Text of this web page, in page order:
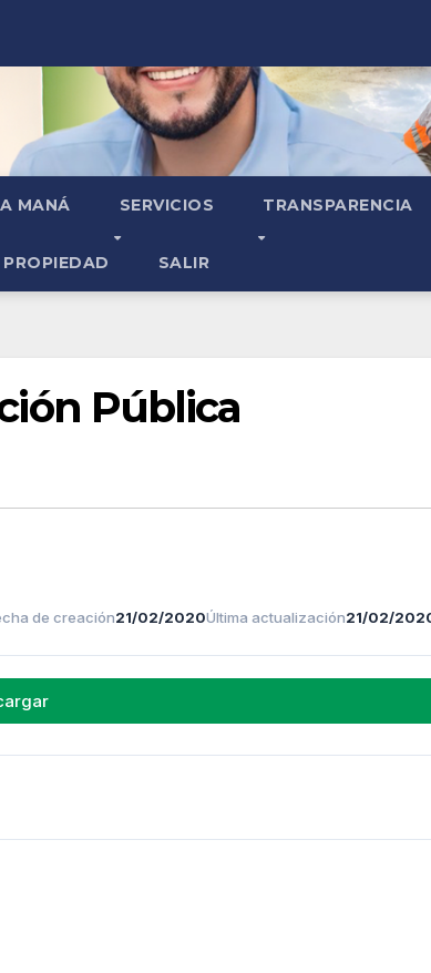
MANÁ SERVICIOS TRANSPARENCIA
SALIR
Pública
de creación21/02/2020Última actualización21/02/